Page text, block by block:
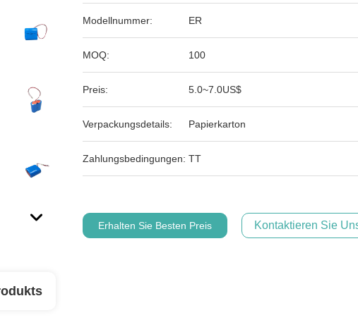
Modellnummer: ER
MOQ: 100
Preis: 5.0~7.0US$
Verpackungsdetails: Papierkarton
Zahlungsbedingungen: TT
Erhalten Sie Besten Preis Kontaktieren Sie